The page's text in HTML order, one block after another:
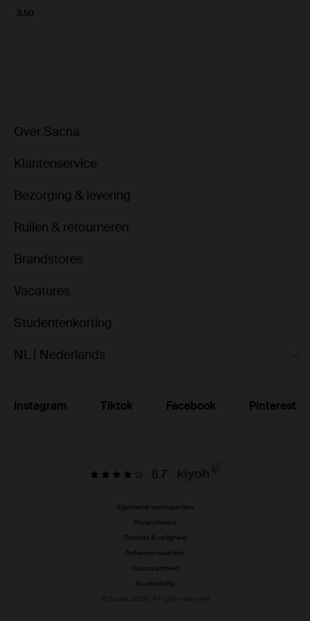
3.50
Over Sacha
Klantenservice
Bezorging & levering
Ruilen & retourneren
Brandstores
Vacatures
Studentenkorting
NL | Nederlands
Instagram Tiktok Facebook Pinterest
8.7
Algemene voorwaarden
Privacybeleid
Cookies & veiligheid
Actievoorwaarden
Duurzaamheid
Accessibility